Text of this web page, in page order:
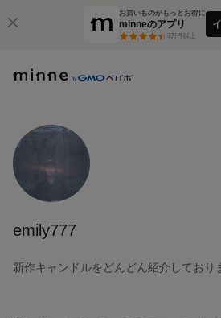
お買いものがもっとお得に
minneのアプリ
3万件以上
emily777
新作キャンドルをどんどん紹介しており